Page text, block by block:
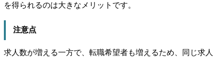
を得られるのは大きなメリットです。
注意点
求人数が増える一方で、転職希望者も増えるため、同じ求人